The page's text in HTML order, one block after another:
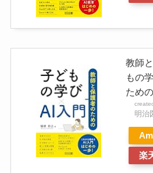
教師
もの
ため
明治
楽